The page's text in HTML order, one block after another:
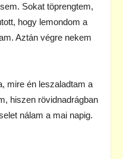
Sokat töprengtem,
hogy lemondom a
Aztán végre nekem
én leszaladtam a
hiszen rövidnadrágban
nálam a mai napig.